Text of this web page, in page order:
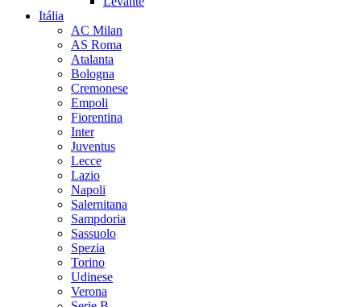
Itália
AC Milan
AS Roma
Atalanta
Bologna
Cremonese
Empoli
Fiorentina
Inter
Juventus
Lecce
Lazio
Napoli
Salernitana
Sampdoria
Sassuolo
Spezia
Torino
Udinese
Verona